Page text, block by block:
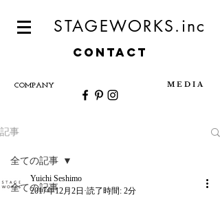
STAGEWORKS.inc
CONTACT
COMPANY M E D I A
記事
全ての記事
全ての記事
Yuichi Seshimo
2017年12月2日 読了時間: 2分